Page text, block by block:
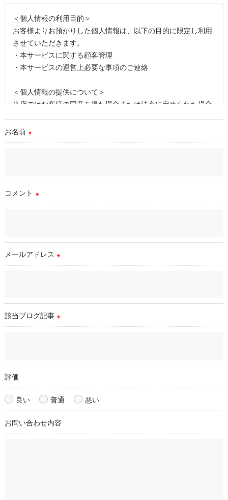
＜個人情報の利用目的＞
お客様よりお預かりした個人情報は、以下の目的に限定し利用
させていただきます。
・本サービスに関する顧客管理
・本サービスの運営上必要な事項のご連絡
＜個人情報の提供について＞
当店ではお客様の同意を得た場合または法令に定められた場合
取得した個人情報を第三者に提供することはいたしません。
これらの委託先に対しては個人情報保護契約等の措置をとり、
適切な監督を行います。
理対策を実施します。
＜個人情報の開示･訂正・削除･利用停止の手続について＞
個人情報の開示･訂正･削除・利用停止の具体的手続きにつきま
しては、お電話でお問合せ下さい。
お名前 ※
コメント ※
メールアドレス ※
該当ブログ記事 ※
評価
良い 普通 悪い
お問い合わせ内容